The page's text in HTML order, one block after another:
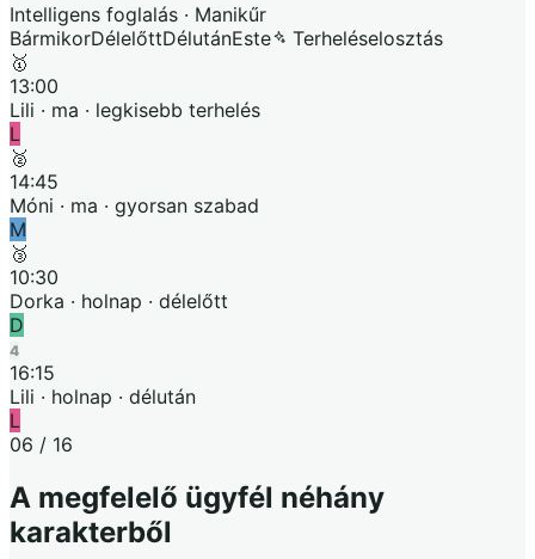
Intelligens foglalás · Manikűr
BármikorDélelőttDélutánEste
Terheléselosztás
🥇
13:00
Lili · ma · legkisebb terhelés
L
🥈
14:45
Móni · ma · gyorsan szabad
M
🥉
10:30
Dorka · holnap · délelőtt
D
4
16:15
Lili · holnap · délután
L
06 / 16
A megfelelő ügyfél néhány
karakterből